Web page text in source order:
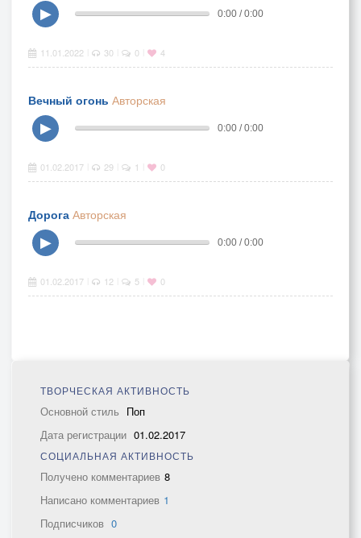
▶
0:00 / 0:00
11.01.2022 30 0 4
Вечный огонь Авторская
▶
0:00 / 0:00
01.02.2017 29 1 0
Дорога Авторская
▶
0:00 / 0:00
01.02.2017 12 5 0
ТВОРЧЕСКАЯ АКТИВНОСТЬ
Основной стиль Поп
Дата регистрации 01.02.2017
СОЦИАЛЬНАЯ АКТИВНОСТЬ
Получено комментариев 8
Написано комментариев 1
Подписчиков 0